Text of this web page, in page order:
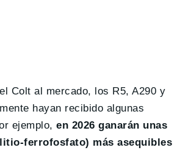
Colt al mercado, los R5, A290 y
hayan recibido algunas
ejemplo,en 2026 ganarán unas
ferrofosfato) más asequibles